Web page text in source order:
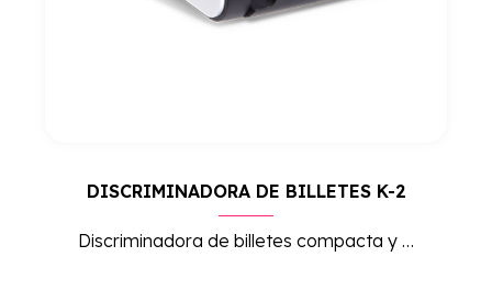
DISCRIMINADORA DE BILLETES K-2
Discriminadora de billetes compacta y rentable, con 1 salida de conteo + 1 de descarte y detección de falsos 100% fiable. Alta productividad a bajo coste para el día a día.